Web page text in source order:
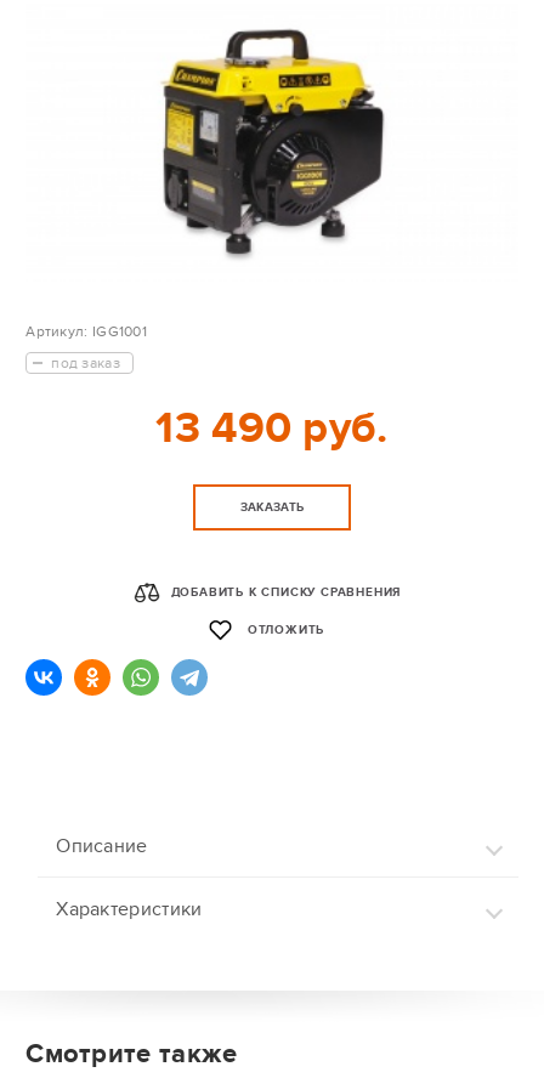
Артикул: IGG1001
под заказ
13 490 руб.
ЗАКАЗАТЬ
ДОБАВИТЬ К СПИСКУ СРАВНЕНИЯ
ОТЛОЖИТЬ
Описание
Характеристики
Смотрите также